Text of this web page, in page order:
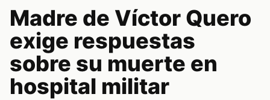
Madre de Víctor Quero
exige respuestas
sobre su muerte en
hospital militar